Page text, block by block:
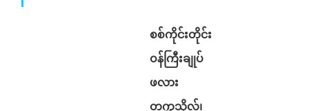
စစ်ကိုင်းတိုင်း
ဝန်ကြီးချုပ်
ဖလား
တက္ကသိုလ်၊